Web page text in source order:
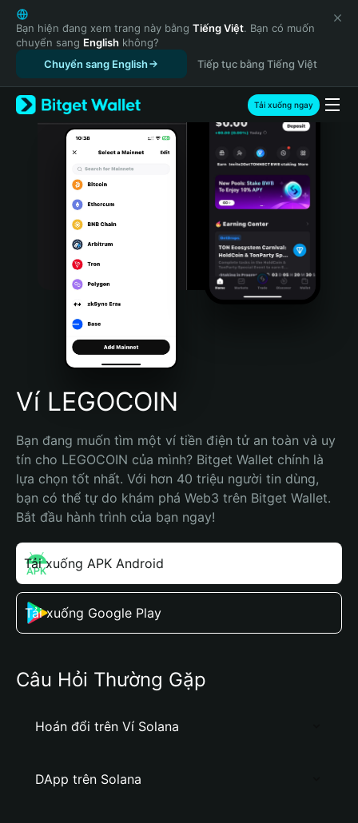
English
日本語
Tiếng Việt
Русский
Español (Latinoamérica)
Türkçe
Italiano
Português (Portugal)
Bahasa Indonesia
Português (Brasil)
Español (Argentina)
Bạn hiện đang xem trang này bằng Tiếng Việt. Bạn có muốn
chuyển sang English không?
Chuyển sang English
Tiếp tục bằng Tiếng Việt
Tải xuống ngay
Ví LEGOCOIN
Bạn đang muốn tìm một ví tiền điện tử an toàn và uy
tín cho LEGOCOIN của mình? Bitget Wallet chính là
lựa chọn tốt nhất. Với hơn 40 triệu người tin dùng,
bạn có thể tự do khám phá Web3 trên Bitget Wallet.
Bắt đầu hành trình của bạn ngay!
Tải xuống APK Android
Tải xuống Google Play
Câu Hỏi Thường Gặp
Hoán đổi trên Ví Solana
DApp trên Solana